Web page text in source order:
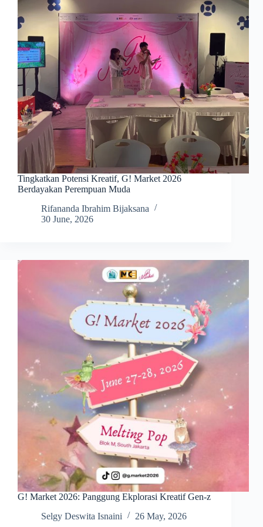
Tingkatkan Potensi Kreatif, G! Market 2026
Berdayakan Perempuan Muda
Rifananda Ibrahim Bijaksana
30 June, 2026
G! Market 2026: Panggung Ekplorasi Kreatif Gen-z
Selgy Deswita Isnaini
26 May, 2026